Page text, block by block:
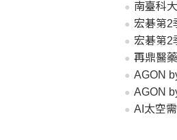
南臺科
宏碁第
宏碁第
再鼎醫
AGON
AGON
AI太空